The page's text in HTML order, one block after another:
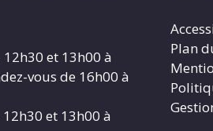
et 13h00 à
vous de 16h00 à
et 13h00 à
Plan